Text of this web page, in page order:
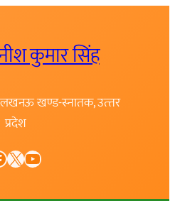
कुमार सिंह
खण्ड-स्नातक, उत्त्तर
प्रदेश
X YouTube